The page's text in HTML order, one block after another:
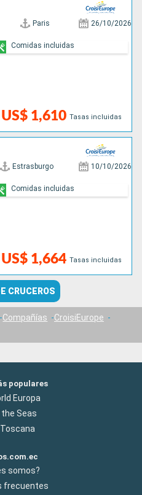
Paris 26/10/2026
US$ 1,610 Tasas incluidas
Comidas incluidas
Estrasburgo 10/10/2026
US$ 1,664 Tasas incluidas
Comidas incluidas
CRUCEROS
Compañías
CroisiEurope
populares
Europa
Seas
somos?
frecuentes